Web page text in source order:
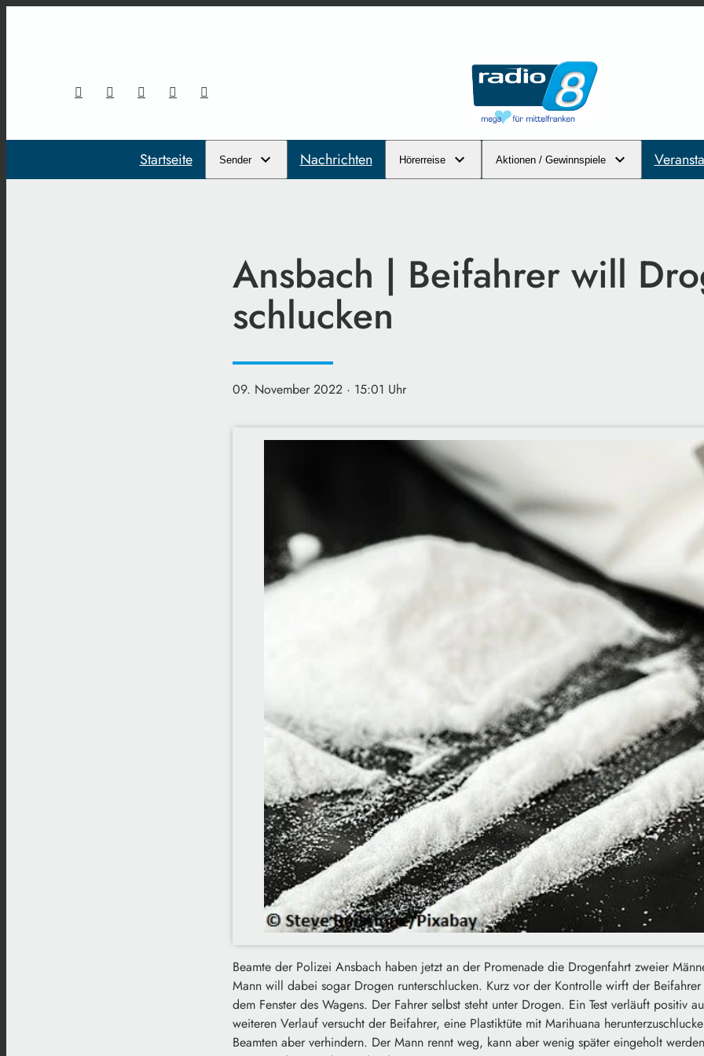
Startseite Sender Nachrichten Hörerreise Aktionen / Gewinnspiele
Ansbach | Beifahrer will
schlucken
09. November 2022 · 15:01 Uhr
Beamte der Polizei Ansbach haben jetzt an der Promenade die Drogenfahrt zweier
Mann will dabei sogar Drogen runterschlucken. Kurz vor der Kontrolle wirft der Beifahrer
dem Fenster des Wagens. Der Fahrer selbst steht unter Drogen. Ein Test verläuft positiv
weiteren Verlauf versucht der Beifahrer, eine Plastiktüte mit Marihuana
Beamten aber verhindern. Der Mann rennt weg, kann aber wenig später eingeholt